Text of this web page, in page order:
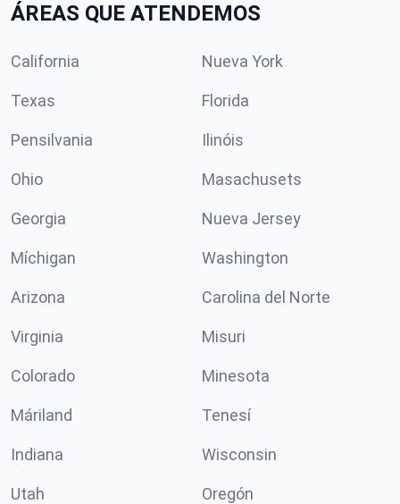
ÁREAS QUE ATENDEMOS
California Nueva York
Texas Florida
Pensilvania Ilinóis
Ohio Masachusets
Georgia Nueva Jersey
Míchigan Washington
Arizona Carolina del Norte
Virginia Misuri
Colorado Minesota
Máriland Tenesí
Indiana Wisconsin
Utah Oregón